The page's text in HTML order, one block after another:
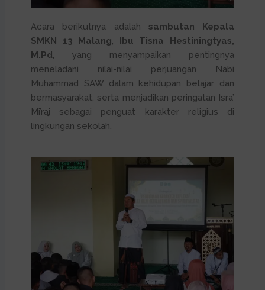
Acara berikutnya adalah sambutan Kepala
SMKN 13 Malang, Ibu Tisna Hestiningtyas,
M.Pd, yang menyampaikan pentingnya
meneladani nilai-nilai perjuangan Nabi
Muhammad SAW dalam kehidupan belajar dan
bermasyarakat, serta menjadikan peringatan Isra’
Mi’raj sebagai penguat karakter religius di
lingkungan sekolah.